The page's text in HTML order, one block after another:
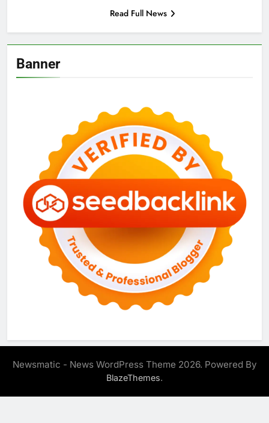
Read Full News
Banner
Newsmatic - News WordPress Theme 2026. Powered By
BlazeThemes.